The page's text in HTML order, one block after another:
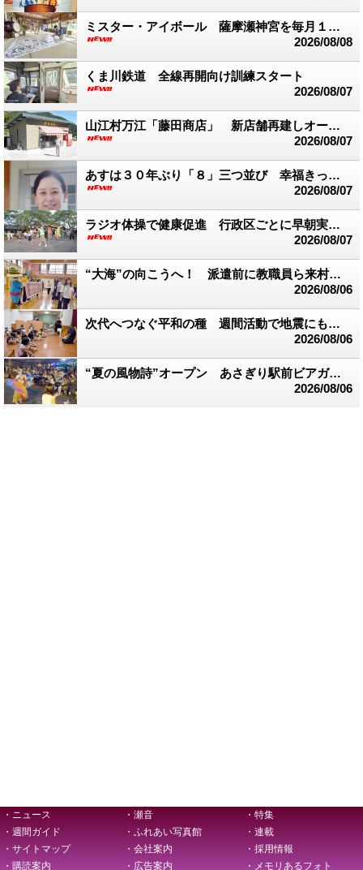
ミスター・アイボール 薩摩瀬神宮を毎月１回訪れ創作活動
2026/08/08
くま川鉄道 全線再開向け訓練スタート
2026/08/07
山江村万江「藤田商店」 新店舗再建しオープン
2026/08/07
あすは３０年ぶり「８」三つ並び 幸福きっぷを販売
2026/08/07
ラジオ体操で健康促進 行政区ごとに早朝実践 多良木町
2026/08/07
“大海”の向こうへ！ 派遣前に教職員ら来村 台湾交流スタート
2026/08/06
次代へつなぐ平和の種 週間活動で地震にも言及 渡保育園
2026/08/06
“夏の風物詩”オープン あさぎり駅前ビアガーデン
2026/08/06
・ニュース ・瀬音
・特集
・週間ガイド
・ふれあい写真館
・連載
・サイトマップ
・会社案内
・採用情報
・購読案内
・広告案内 ・メモリあるフォト